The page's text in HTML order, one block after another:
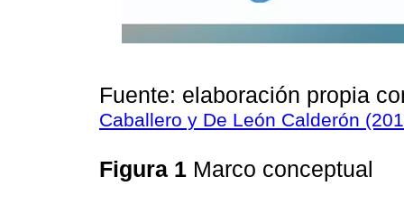
Fuente: elaboración propia
Caballero y De León Calderón
Figura 1 Marco conceptual